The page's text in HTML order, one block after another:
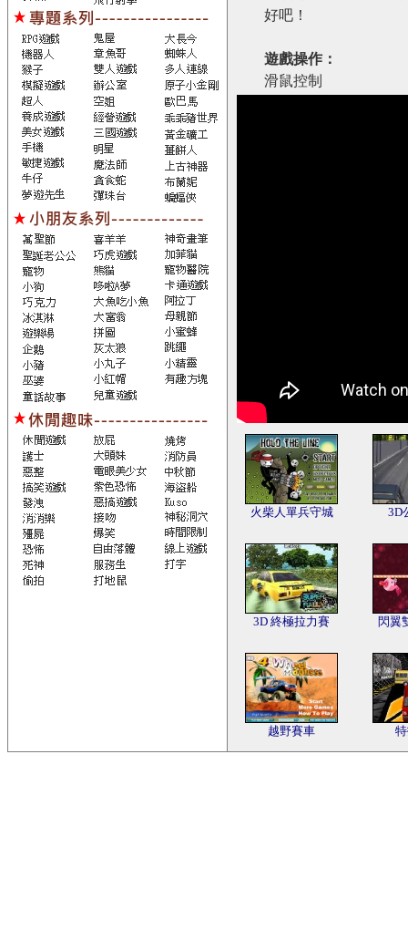
好吧！
遊戲操作：
滑鼠控制
火柴人單兵守城 3D
3D 終極拉力賽 閃翼
越野賽車